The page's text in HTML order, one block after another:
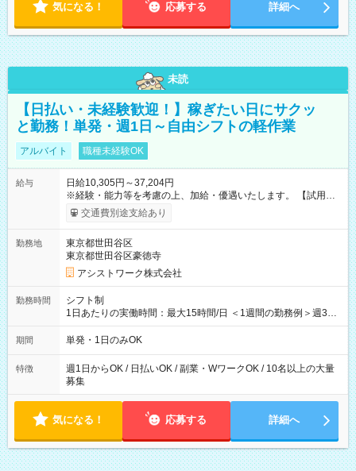
気になる！ 応募する 詳細へ
未読
【日払い・未経験歓迎！】稼ぎたい日にサクッ
と勤務！単発・週1日～自由シフトの軽作業
アルバイト 職種未経験OK
給与
日給10,305円～37,204円
※経験・能力等を考慮の上、加給・優遇いたします。 【試用期
間】試用期間なし
交通費別途支給あり
勤務地
東京都世田谷区
東京都世田谷区豪徳寺
アシストワーク株式会社
勤務時間
シフト制
1日あたりの実働時間：最大15時間/日 ＜1週間の勤務例＞週3回
勤務 勤務：月・水・金 休み：火・木・土・日 好きな時にお仕事
可能です！ ※1日あたりの最大実働時間は日勤、夜勤共に勤務し
期間 単発・1日のみOK
特徴
週1日からOK / 日払いOK / 副業・WワークOK / 10名以上の大量
募集
気になる！ 応募する 詳細へ